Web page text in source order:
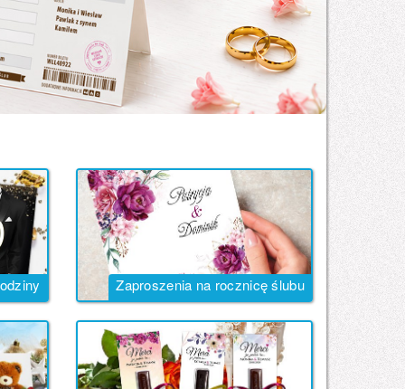
Zaproszenia na rocznicę ślubu